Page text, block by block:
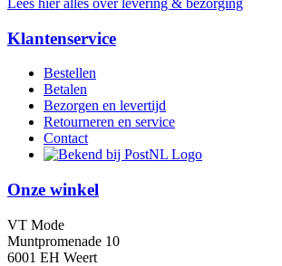
Lees hier alles over levering & bezorging
Klantenservice
Bestellen
Betalen
Bezorgen en levertijd
Retourneren en service
Contact
Onze winkel
VT Mode
Muntpromenade 10
6001 EH Weert